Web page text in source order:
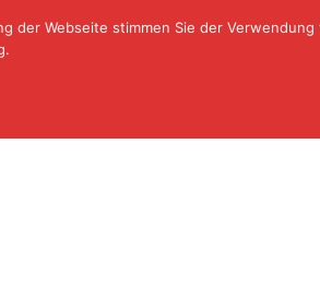
Über uns
Webseite stimmen Sie der Verwendung